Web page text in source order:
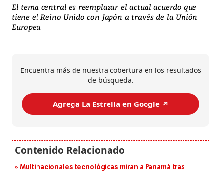
El tema central es reemplazar el actual acuerdo que
tiene el Reino Unido con Japón a través de la Unión
Europea
Encuentra más de nuestra cobertura en los resultados
de búsqueda.
Agrega La Estrella en Google ↗️
Multinacionales tecnológicas miran a Panamá tras